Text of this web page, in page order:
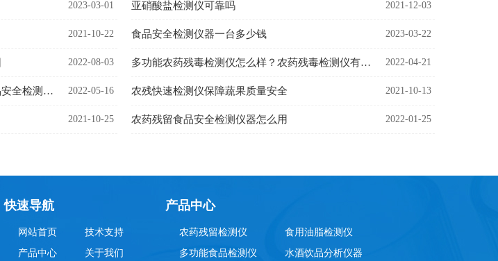
2023-03-01 亚硝酸盐检测仪可靠吗 2021-12-03
2021-10-22 食品安全检测仪器一台多少钱 2023-03-22
2022-08-03 多功能农药残毒检测仪怎么样？农药残毒检测仪有哪些优势 2022-04-21
食品安全快速检测设备是什么仪器（食品安全检测设备用途） 2022-05-16 农残快速检测仪保障蔬果质量安全 2021-10-13
2021-10-25 农药残留食品安全检测仪器怎么用 2022-01-25
快速导航
网站首页
产品中心
技术支持
关于我们
产品中心
农药残留检测仪
多功能食品检测仪
食用油脂检测仪
水酒饮品分析仪器